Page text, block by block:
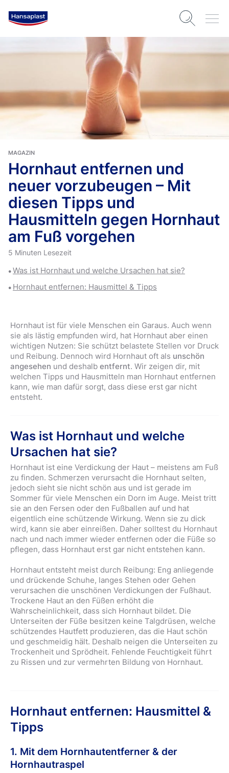
MAGAZIN
Hornhaut entfernen und
neuer vorzubeugen – Mit
diesen Tipps und
Hausmitteln gegen Hornhaut
am Fuß vorgehen
5 Minuten Lesezeit
Was ist Hornhaut und welche Ursachen hat sie?
Hornhaut entfernen: Hausmittel & Tipps
Hornhaut ist für viele Menschen ein Garaus. Auch wenn
sie als lästig empfunden wird, hat Hornhaut aber einen
wichtigen Nutzen: Sie schützt belastete Stellen vor Druck
und Reibung. Dennoch wird Hornhaut oft als unschön
angesehen und deshalb entfernt. Wir zeigen dir, mit
welchen Tipps und Hausmitteln man Hornhaut entfernen
kann, wie man dafür sorgt, dass diese erst gar nicht
entsteht.
Was ist Hornhaut und welche
Ursachen hat sie?
Hornhaut ist eine Verdickung der Haut – meistens am Fuß
zu finden. Schmerzen verursacht die Hornhaut selten,
jedoch sieht sie nicht schön aus und ist gerade im
Sommer für viele Menschen ein Dorn im Auge. Meist tritt
sie an den Fersen oder den Fußballen auf und hat
eigentlich eine schützende Wirkung. Wenn sie zu dick
wird, kann sie aber einreißen. Daher solltest du Hornhaut
nach und nach immer wieder entfernen oder die Füße so
pflegen, dass Hornhaut erst gar nicht entstehen kann.
Hornhaut entsteht meist durch Reibung: Eng anliegende
und drückende Schuhe, langes Stehen oder Gehen
verursachen die unschönen Verdickungen der Fußhaut.
Trockene Haut an den Füßen erhöht die
Wahrscheinlichkeit, dass sich Hornhaut bildet. Die
Unterseiten der Füße besitzen keine Talgdrüsen, welche
schützendes Hautfett produzieren, das die Haut schön
und geschmeidig hält. Deshalb neigen die Unterseiten zu
Trockenheit und Sprödheit. Fehlende Feuchtigkeit führt
zu Rissen und zur vermehrten Bildung von Hornhaut.
Hornhaut entfernen: Hausmittel &
Tipps
1. Mit dem Hornhautentferner & der
Hornhautraspel